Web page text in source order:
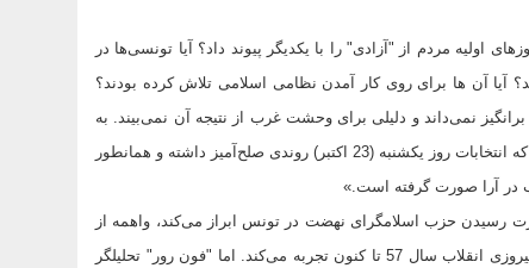
اولیه مردم از "آزادی" را با یکدیگر پیوند داد؟ آیا تونسی‌ها در
آیا آن ها برای روی کار آمدن نظامی اسلامی تلاش کرده بودند؟
نمی‌داند و دلیلی برای وحشت غرب از نتیجه آن نمی‌بیند. به
باور او این انتخابات در مرحله اول "پیروزی دموکراسی" به شمار می‌آید چرا که انتخابات روز یکشنبه (23 اکتبر) روندی صلح‌آمیز داشته و همانطور
در آرا صورت گرفته است.»
رسیدن حزب اسلامگرای نهضت در تونس ابراز می‌کند، واهمه از
تبدیل شدن این کشور به جمهوری اسلامی دیگری است که ایران از زمان پیروزی انقلاب سال 57 تا کنون تجربه می‌کند. اما "فون رور" تحلیلگر